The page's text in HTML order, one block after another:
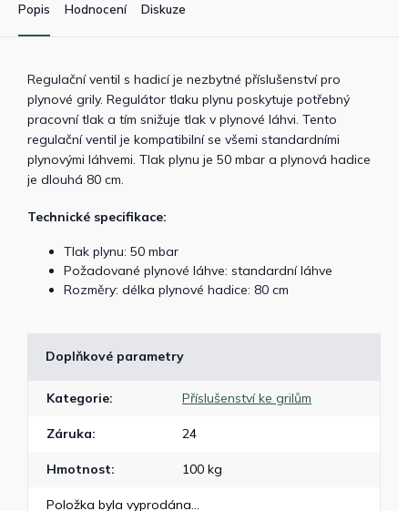
Popis Hodnocení Diskuze
Regulační ventil s hadicí je nezbytné příslušenství pro
plynové grily. Regulátor tlaku plynu poskytuje potřebný
pracovní tlak a tím snižuje tlak v plynové láhvi. Tento
regulační ventil je kompatibilní se všemi standardními
plynovými láhvemi. Tlak plynu je 50 mbar a plynová hadice
je dlouhá 80 cm.
Technické specifikace:
Tlak plynu: 50 mbar
Požadované plynové láhve: standardní láhve
Rozměry: délka plynové hadice: 80 cm
Doplňkové parametry
Kategorie: Příslušenství ke grilům
Záruka: 24
Hmotnost: 100 kg
Položka byla vyprodána…